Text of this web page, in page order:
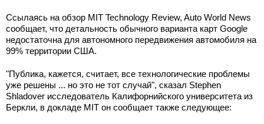
Ссылаясь на обзор MIT Technology Review, Auto World News
сообщает, что детальность обычного варианта карт Google
недостаточна для автономного передвижения автомобиля на
99% территории США.
"Публика, кажется, считает, все технологические проблемы
уже решены ... но это не тот случай", сказал Stephen
Shladover исследователь Калифорнийского университета из
Беркли, в докладе MIT он сообщает также следующее: